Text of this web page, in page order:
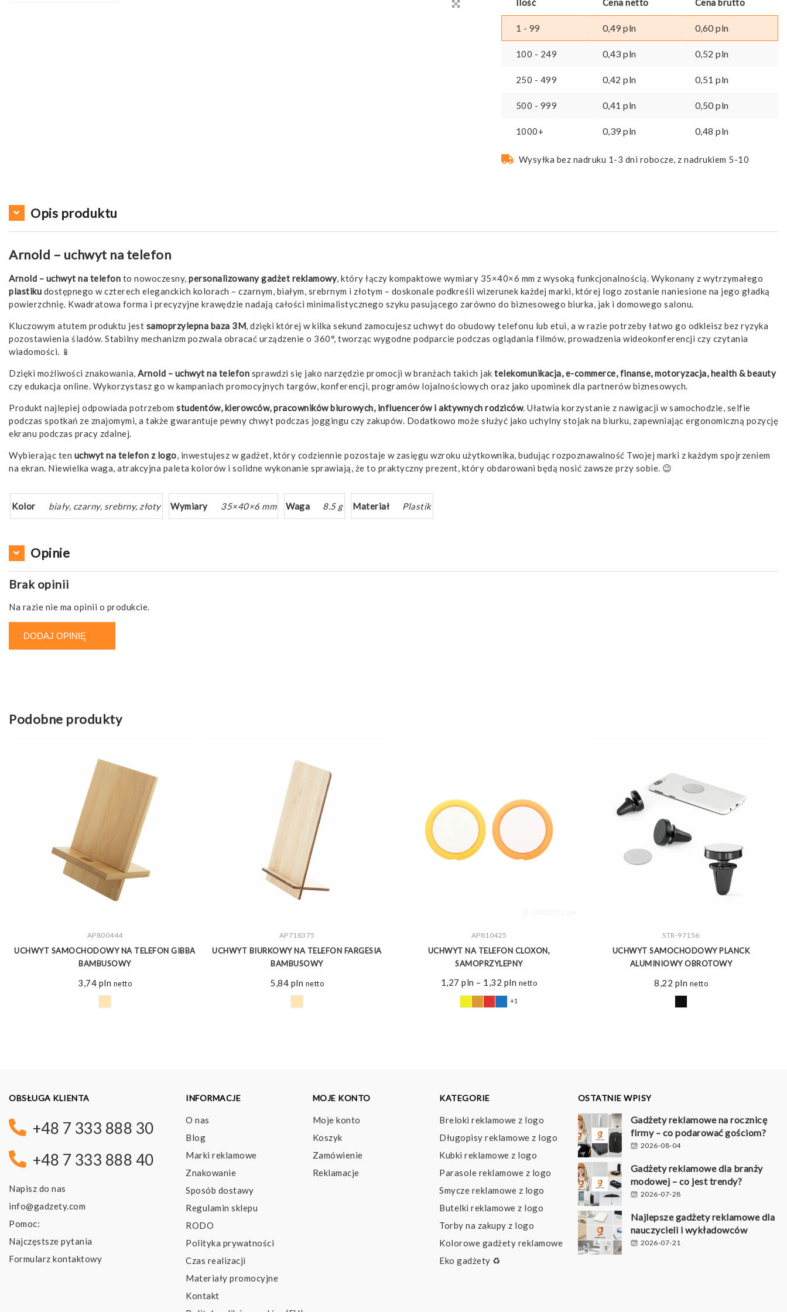
1 - 99 0,49pln 0,60pln
100 - 249 0,43pln 0,52pln
250 - 499 0,42pln 0,51pln
500 - 999 0,41pln 0,50pln
1000+ 0,39pln 0,48pln
Wysyłka bez nadruku 1-3 dni robocze, z nadrukiem 5-10
Opis produktu
Arnold – uchwyt na telefon
Arnold – uchwyt na telefon to nowoczesny, personalizowany gadżet reklamowy, który łączy kompaktowe wymiary 35×40×6 mm z wysoką funkcjonalnością. Wykonany z wytrzymałego
plastiku dostępnego w czterech eleganckich kolorach – czarnym, białym, srebrnym i złotym – doskonale podkreśli wizerunek każdej marki, której logo zostanie naniesione na jego gładką
powierzchnię. Kwadratowa forma i precyzyjne krawędzie nadają całości minimalistycznego szyku pasującego zarówno do biznesowego biurka, jak i domowego salonu.
Kluczowym atutem produktu jest samoprzylepna baza 3M, dzięki której w kilka sekund zamocujesz uchwyt do obudowy telefonu lub etui, a w razie potrzeby łatwo go odkleisz bez ryzyka
pozostawienia śladów. Stabilny mechanizm pozwala obracać urządzenie o 360°, tworząc wygodne podparcie podczas oglądania filmów, prowadzenia wideokonferencji czy czytania
wiadomości. 📱
Dzięki możliwości znakowania, Arnold – uchwyt na telefon sprawdzi się jako narzędzie promocji w branżach takich jak telekomunikacja, e-commerce, finanse, motoryzacja, health & beauty
czy edukacja online. Wykorzystasz go w kampaniach promocyjnych targów, konferencji, programów lojalnościowych oraz jako upominek dla partnerów biznesowych.
Produkt najlepiej odpowiada potrzebom studentów, kierowców, pracowników biurowych, influencerów i aktywnych rodziców. Ułatwia korzystanie z nawigacji w samochodzie, selfie
podczas spotkań ze znajomymi, a także gwarantuje pewny chwyt podczas joggingu czy zakupów. Dodatkowo może służyć jako uchylny stojak na biurku, zapewniając ergonomiczną pozycję
ekranu podczas pracy zdalnej.
Wybierając ten uchwyt na telefon z logo, inwestujesz w gadżet, który codziennie pozostaje w zasięgu wzroku użytkownika, budując rozpoznawalność Twojej marki z każdym spojrzeniem
na ekran. Niewielka waga, atrakcyjna paleta kolorów i solidne wykonanie sprawiają, że to praktyczny prezent, który obdarowani będą nosić zawsze przy sobie. 😉
Kolor biały, czarny, srebrny, złoty Wymiary 35×40×6 mm Waga 8.5 g Materiał Plastik
Opinie
Brak opinii
Na razie nie ma opinii o produkcie.
DODAJ OPINIĘ
Podobne produkty
ZOBACZ WIĘCEJ
AP800444
UCHWYT SAMOCHODOWY NA TELEFON GIBBA
BAMBUSOWY
3,74 pln netto
ZOBACZ WIĘCEJ
AP718375
UCHWYT BIURKOWY NA TELEFON FARGESIA
BAMBUSOWY
5,84 pln netto
ZOBACZ WIĘCEJ
AP810425
UCHWYT NA TELEFON CLOXON,
SAMOPRZYLEPNY
1,27pln – 1,32 pln Zakres
od
netto
+1
ZOBACZ WIĘCEJ
STR-97156
UCHWYT SAMOCHODOWY PLANCK
ALUMINIOWY OBROTOWY
8,22 pln netto
OBSŁUGA KLIENTA
+48 7 333 888 30
+48 7 333 888 40
Napisz do nas
info@gadzety.com
Pomoc:
Najczęstsze pytania
Formularz kontaktowy
INFORMACJE
O nas
Blog
Marki reklamowe
Znakowanie
Sposób dostawy
Regulamin sklepu
RODO
Polityka prywatności
Czas realizacji
Materiały promocyjne
Kontakt
MOJE KONTO
Moje konto
Koszyk
Zamówienie
Reklamacje
KATEGORIE
Breloki reklamowe z logo
Długopisy reklamowe z logo
Kubki reklamowe z logo
Parasole reklamowe z logo
Smycze reklamowe z logo
Butelki reklamowe z logo
Torby na zakupy z logo
Kolorowe gadżety reklamowe
Eko gadżety ♻️
OSTATNIE WPISY
Gadżety reklamowe na rocznicę
firmy – co podarować gościom?
2026-08-04
Gadżety reklamowe dla branży
modowej – co jest trendy?
2026-07-28
Najlepsze gadżety reklamowe dla
nauczycieli i wykładowców
2026-07-21